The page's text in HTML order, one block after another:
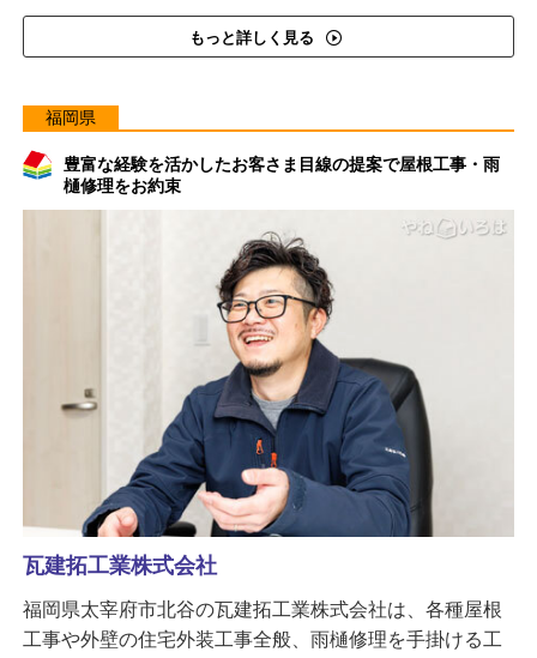
もっと詳しく見る
福岡県
豊富な経験を活かしたお客さま目線の提案で屋根工事・雨
樋修理をお約束
瓦建拓工業株式会社
福岡県太宰府市北谷の瓦建拓工業株式会社は、各種屋根
工事や外壁の住宅外装工事全般、雨樋修理を手掛ける工